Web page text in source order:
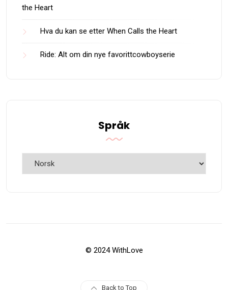
the Heart
Hva du kan se etter When Calls the Heart
Ride: Alt om din nye favorittcowboyserie
Språk
Språk
© 2024 WithLove
Back to Top